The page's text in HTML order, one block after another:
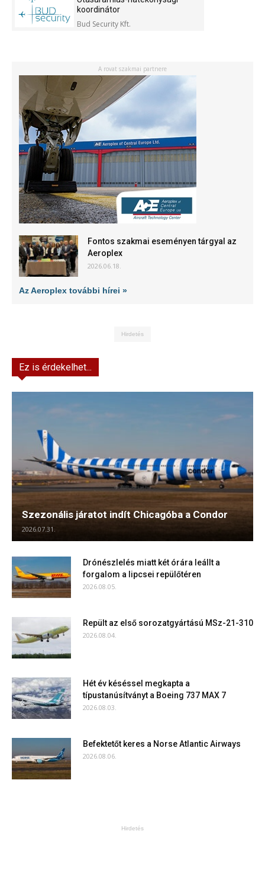
koordinátor
Bud Security Kft.
A rovat szakmai partnere
Fontos szakmai eseményen tárgyal az
Aeroplex
2026.06.18.
Az Aeroplex további hírei »
Hirdetés
Ez is érdekelhet...
Szezonális járatot indít Chicagóba a Condor
2026.07.31.
Drónészlelés miatt két órára leállt a
forgalom a lipcsei repülőtéren
2026.08.05.
Repült az első sorozatgyártású MSz-21-310
2026.08.04.
Hét év késéssel megkapta a
típustanúsítványt a Boeing 737 MAX 7
2026.08.03.
Befektetőt keres a Norse Atlantic Airways
2026.08.06.
Hirdetés